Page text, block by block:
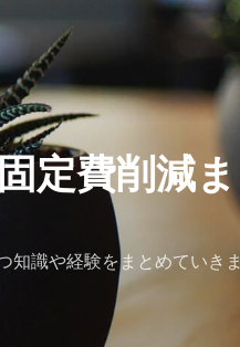
定費削減ま
知識や経験をまとめていきま